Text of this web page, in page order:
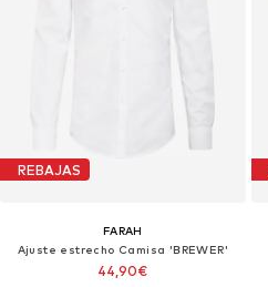
REBAJAS
FARAH
Ajuste estrecho Camisa 'BREWER'
44,90€